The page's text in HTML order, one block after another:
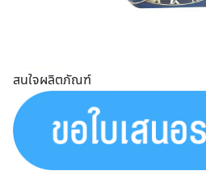
สนใจผลิตภัณฑ์